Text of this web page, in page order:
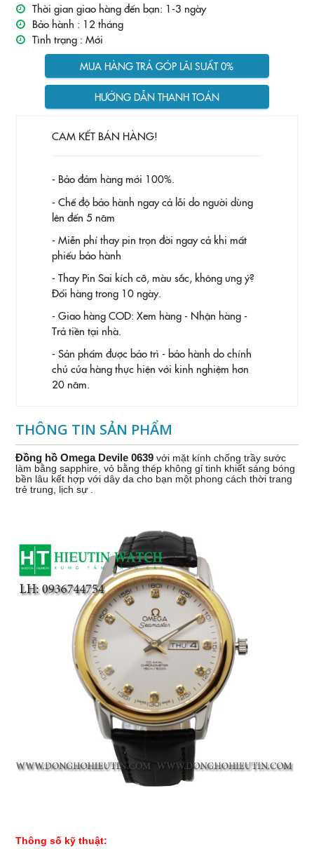
Thời gian giao hàng đến bạn: 1-3 ngày
Bảo hành : 12 tháng
Tình trạng : Mới
MUA HÀNG TRẢ GÓP LÃI SUẤT 0%
HƯỚNG DẪN THANH TOÁN
CAM KẾT BÁN HÀNG!
- Bảo đảm hàng mới 100%.
- Chế độ bảo hành ngay cả lỗi do người dùng
lên đến 5 năm
- Miễn phí thay pin trọn đời ngay cả khi mất
phiếu bảo hành
- Thay Pin Sai kích cỡ, màu sắc, không ưng ý?
Đổi hàng trong 10 ngày.
- Giao hàng COD: Xem hàng - Nhận hàng -
Trả tiền tại nhà.
- Sản phẩm được bảo trì - bảo hành do chính
chủ cửa hàng thực hiện với kinh nghiệm hơn
20 năm.
THÔNG TIN SẢN PHẨM
Đồng hồ Omega Devile 0639với mặt kính chống trầy sước
làm bằng sapphire, vỏ bằng thép không gỉ tinh khiết sáng bóng
bền lâu kết hợp với dây da cho bạn một phong cách thời trang
trẻ trung, lịch sự .
Thông số kỹ thuật: